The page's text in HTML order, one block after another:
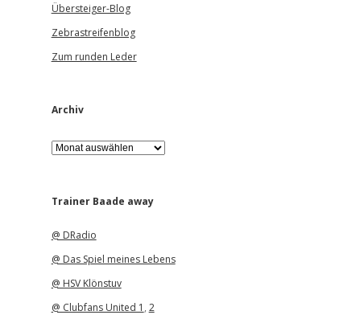
Übersteiger-Blog
Zebrastreifenblog
Zum runden Leder
Archiv
A
r
iTrainer Baade away
@ DRadio
@ Das Spiel meines Lebens
@ HSV Klönstuv
@ Clubfans United 1 , 2